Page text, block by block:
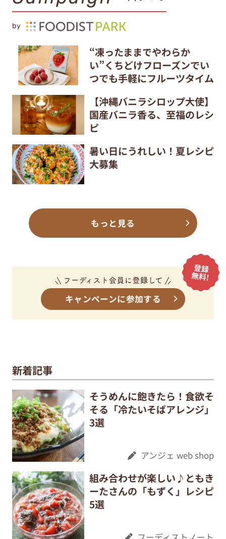
by
“凍ったままでやわらか
い”くちどけフローズンでい
つでも手軽にフルーツタイム
【沖縄バニラシロップ大使】
国産バニラ香る、至福のレシ
ピ
暑い日にうれしい！夏レシピ
大募集
もっと見る
キャンペーンに参加する
新着記事
そうめんに飽きたら！食欲そ
そる「冷たいそばアレンジ」
3選
アンジェ web shop
組み合わせが楽しい♪ともき
ーたさんの「もずく」レシピ
5選